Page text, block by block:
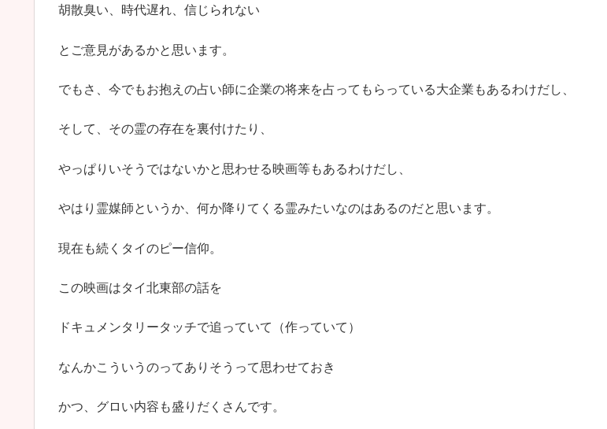
胡散臭い、時代遅れ、信じられない
とご意見があるかと思います。
でもさ、今でもお抱えの占い師に企業の将来を占ってもらっている大企業もあるわけだし、
そして、その霊の存在を裏付けたり、
やっぱりいそうではないかと思わせる映画等もあるわけだし、
やはり霊媒師というか、何か降りてくる霊みたいなのはあるのだと思います。
現在も続くタイのピー信仰。
この映画はタイ北東部の話を
ドキュメンタリータッチで追っていて（作っていて）
なんかこういうのってありそうって思わせておき
かつ、グロい内容も盛りだくさんです。